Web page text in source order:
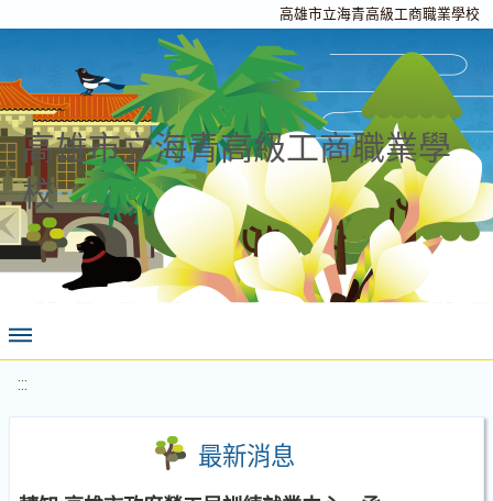
高雄市立海青高級工商職業學校
高雄市立海青高級工商職業學
校
:::
最新消息